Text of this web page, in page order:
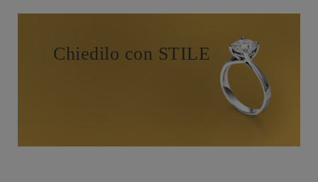
Chiedilo con STILE